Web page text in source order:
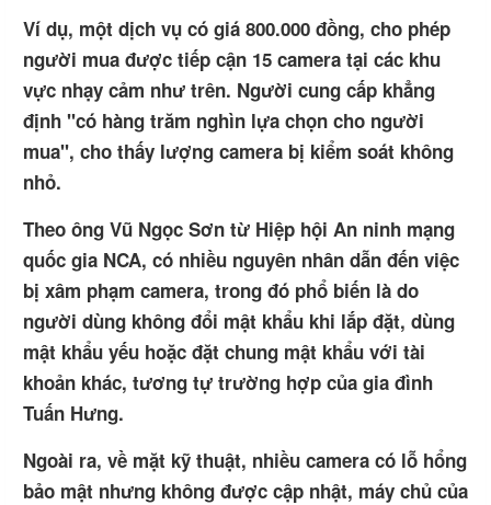
Ví dụ, một dịch vụ có giá 800.000 đồng, cho phép
người mua được tiếp cận 15 camera tại các khu
vực nhạy cảm như trên. Người cung cấp khẳng
định "có hàng trăm nghìn lựa chọn cho người
mua", cho thấy lượng camera bị kiểm soát không
nhỏ.
Theo ông Vũ Ngọc Sơn từ Hiệp hội An ninh mạng
quốc gia NCA, có nhiều nguyên nhân dẫn đến việc
bị xâm phạm camera, trong đó phổ biến là do
người dùng không đổi mật khẩu khi lắp đặt, dùng
mật khẩu yếu hoặc đặt chung mật khẩu với tài
khoản khác, tương tự trường hợp của gia đình
Tuấn Hưng.
Ngoài ra, về mặt kỹ thuật, nhiều camera có lỗ hổng
bảo mật nhưng không được cập nhật, máy chủ của